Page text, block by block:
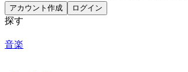
アカウント作成 ログイン
探す
音楽